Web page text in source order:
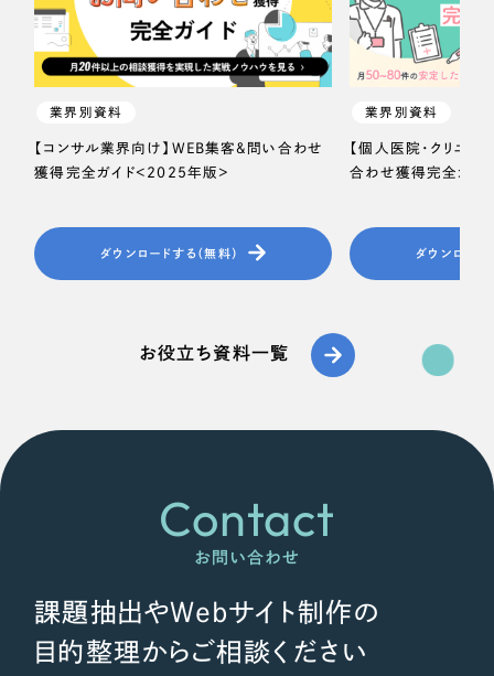
業界別資料
【コンサル業界向け】WEB集客＆問い合わせ
獲得完全ガイド＜2025年版＞
ダウンロードする（無料）
業界別資料
【個人医院・クリニッ
合わせ獲得完全ガイ
ダウンロード
お役立ち資料一覧
Contact
お問い合わせ
課題抽出やWebサイト制作の
目的整理からご相談ください